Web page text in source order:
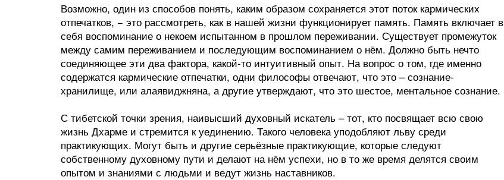
Возможно, один из способов понять, каким образом сохраняется этот поток кармических
отпечатков, − это рассмотреть, как в нашей жизни функционирует память. Память включает в
себя воспоминание о некоем испытанном в прошлом переживании. Существует промежуток
между самим переживанием и последующим воспоминанием о нём. Должно быть нечто
соединяющее эти два фактора, какой-то интуитивный опыт. На вопрос о том, где именно
содержатся кармические отпечатки, одни философы отвечают, что это – сознание-
хранилище, или алаявиджняна, а другие утверждают, что это шестое, ментальное сознание.
С тибетской точки зрения, наивысший духовный искатель – тот, кто посвящает всю свою
жизнь Дхарме и стремится к уединению. Такого человека уподобляют льву среди
практикующих. Могут быть и другие серьёзные практикующие, которые следуют
собственному духовному пути и делают на нём успехи, но в то же время делятся своим
опытом и знаниями с людьми и ведут жизнь наставников.